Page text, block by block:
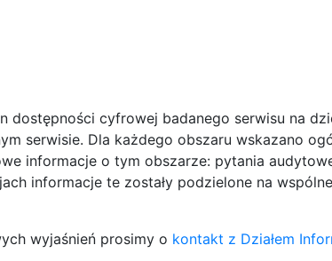
dostępności cyfrowej badanego serwisu na
serwisie. Dla każdego obszaru wskazano
informacje o tym obszarze: pytania
informacje te zostały podzielone na
wyjaśnień prosimy o kontakt z Działem